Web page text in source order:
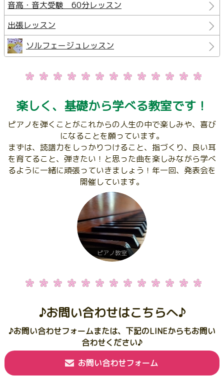
音高・音大受験 60分レッスン
出張レッスン
ソルフェージュレッスン
楽しく、基礎から学べる教室です！
ピアノを弾くことがこれからの人生の中で楽しみや、喜び
になることを願っています。
まずは、読譜力をしっかりつけること、指づくり、良い耳
を育てること、弾きたい！と思った曲を楽しみながら学べ
るように一緒に頑張っていきましょう！年一回、発表会を
開催しています。
ピアノ教室
♪お問い合わせはこちらへ♪
♪お問い合わせフォームまたは、下記のLINEからもお問い
合わせください♪
お問い合わせフォーム